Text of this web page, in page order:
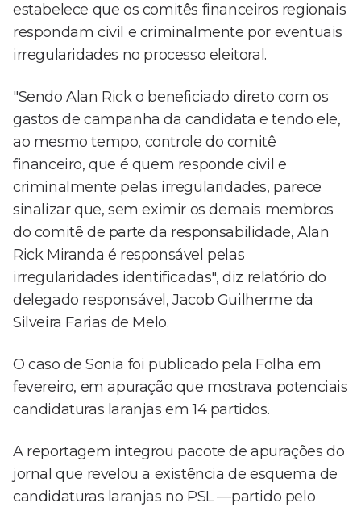
estabelece que os comitês financeiros regionais
respondam civil e criminalmente por eventuais
irregularidades no processo eleitoral.
"Sendo Alan Rick o beneficiado direto com os
gastos de campanha da candidata e tendo ele,
ao mesmo tempo, controle do comitê
financeiro, que é quem responde civil e
criminalmente pelas irregularidades, parece
sinalizar que, sem eximir os demais membros
do comitê de parte da responsabilidade, Alan
Rick Miranda é responsável pelas
irregularidades identificadas", diz relatório do
delegado responsável, Jacob Guilherme da
Silveira Farias de Melo.
O caso de Sonia foi publicado pela Folha em
fevereiro, em apuração que mostrava potenciais
candidaturas laranjas em 14 partidos.
A reportagem integrou pacote de apurações do
jornal que revelou a existência de esquema de
candidaturas laranjas no PSL —partido pelo